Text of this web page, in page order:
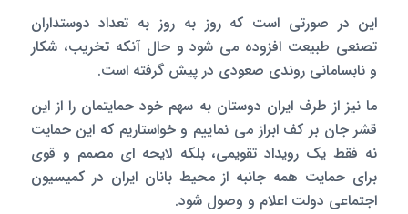
این در صورتی است که روز به روز به تعداد دوستداران
تصنعی طبیعت افزوده می شود و حال آنکه تخریب، شکار
و نابسامانی روندی صعودی در پیش گرفته است.
ما نیز از طرف ایران دوستان به سهم خود حمایتمان را از این
قشر جان بر کف ابراز می نماییم و خواستاریم که این حمایت
نه فقط یک رویداد تقویمی، بلکه لایحه ای مصمم و قوی
برای حمایت همه جانبه از محیط بانان ایران در کمیسیون
اجتماعی دولت اعلام و وصول شود.